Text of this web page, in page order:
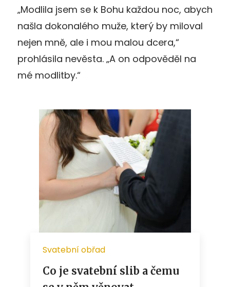
„Modlila jsem se k Bohu každou noc, abych
našla dokonalého muže, který by miloval
nejen mně, ale i mou malou dcera,“
prohlásila nevěsta. „A on odpověděl na
mé modlitby.“